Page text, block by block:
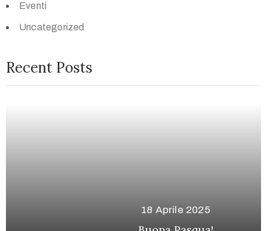
Eventi
Uncategorized
Recent Posts
18 Aprile 2025